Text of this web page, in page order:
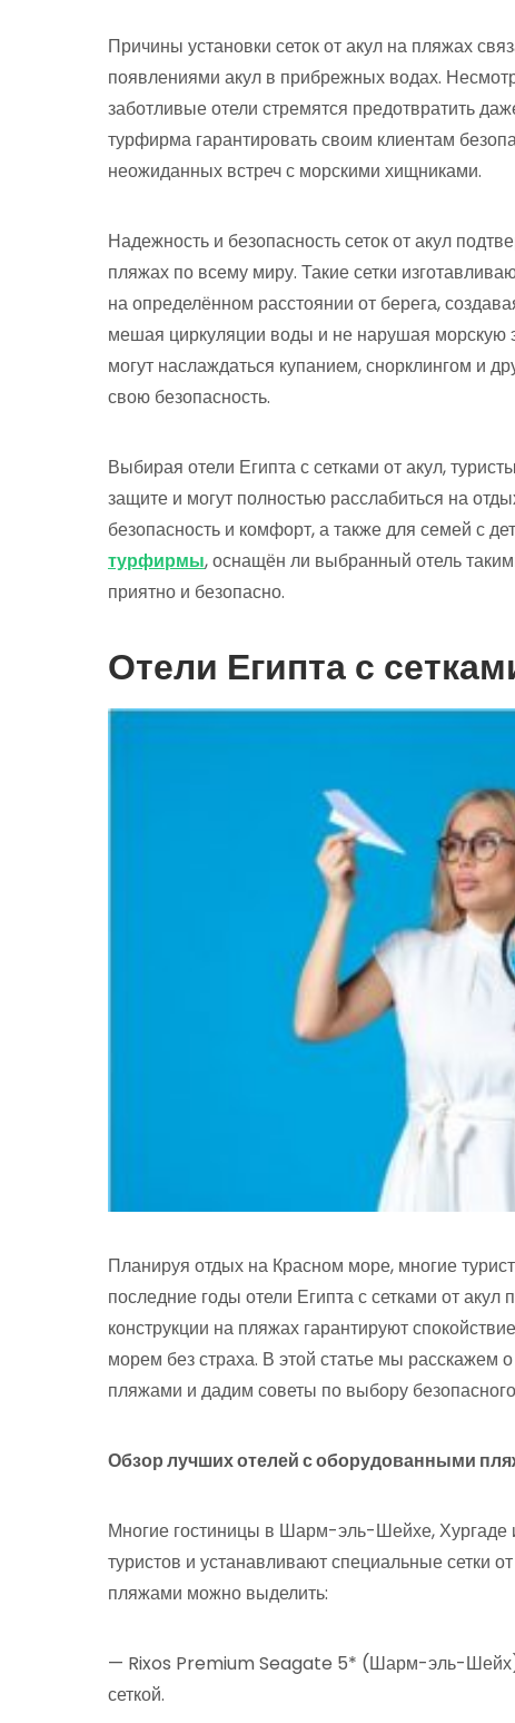
Причины установки сеток от акул на пляжах
появлениями акул в прибрежных водах.
заботливые отели стремятся предотвратить
турфирма гарантировать своим клиентам
неожиданных встреч с морскими хищниками.
Надежность и безопасность сеток от акул
пляжах по всему миру. Такие сетки
на определённом расстоянии от берега,
мешая циркуляции воды и не нарушая морскую
могут наслаждаться купанием, снорклингом и
свою безопасность.
Выбирая отели Египта с сетками от акул,
защите и могут полностью расслабиться на
безопасность и комфорт, а также для семей с
турфирмы, оснащён ли выбранный отель
приятно и безопасно.
Отели Египта с
Планируя отдых на Красном море, многие
последние годы отели Египта с сетками от
конструкции на пляжах гарантируют
морем без страха. В этой статье мы расскажем
пляжами и дадим советы по выбору
Обзор лучших отелей с оборудованными
Многие гостиницы в Шарм-эль-Шейхе, Хургаде
туристов и устанавливают специальные сетки
пляжами можно выделить:
— Rixos Premium Seagate 5* (Шарм-эль-Шейх)
сеткой.